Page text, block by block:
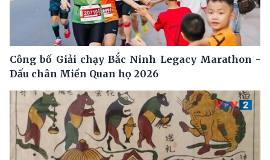
Công bố Giải chạy Bắc Ninh Legacy Marathon -
Dấu chân Miền Quan họ 2026